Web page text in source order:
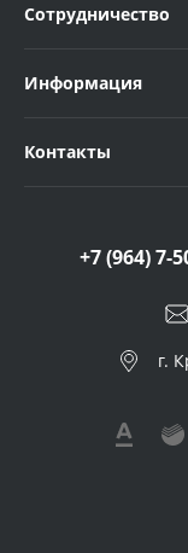
Сотрудничество
Информация
Контакты
+7 (964) 7-
г.